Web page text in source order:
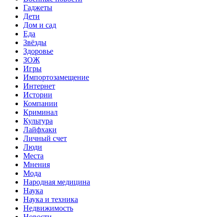
Гаджеты
Дети
Дом и сад
Еда
Звёзды
Здоровье
ЗОЖ
Игры
Импортозамещение
Интернет
Истории
Компании
Криминал
Культура
Лайфхаки
Личный счет
Люди
Места
Мнения
Мода
Народная медицина
Наука
Наука и техника
Недвижимость